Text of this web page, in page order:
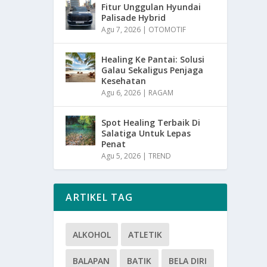
Fitur Unggulan Hyundai
Palisade Hybrid
Agu 7, 2026 | OTOMOTIF
Healing Ke Pantai: Solusi
Galau Sekaligus Penjaga
Kesehatan
Agu 6, 2026 | RAGAM
Spot Healing Terbaik Di
Salatiga Untuk Lepas
Penat
Agu 5, 2026 |TREND
ARTIKEL TAG
ALKOHOL ATLETIK
BALAPAN BATIK BELA DIRI